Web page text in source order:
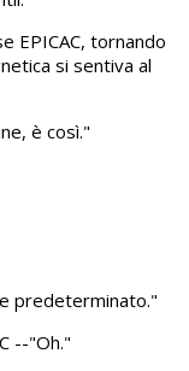
EPICAC, tornando
si sentiva al
è così."
predeterminato."
--"Oh."